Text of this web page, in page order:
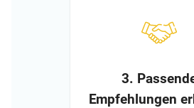
3.
Empfehlungen